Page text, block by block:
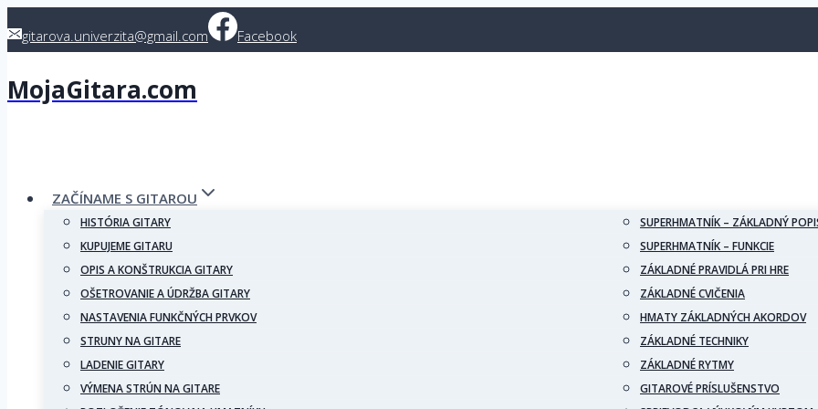
togitarova.univerzita@gmail.com Facebook
MojaGitara.com
ZAČÍNAME S GITAROU
HISTÓRIA GITARY
KUPUJEME GITARU
OPIS A KONŠTRUKCIA GITARY
OŠETROVANIE A ÚDRŽBA GITARY
NASTAVENIA FUNKČNÝCH PRVKOV
STRUNY NA GITARE
LADENIE GITARY
VÝMENA STRÚN NA GITARE
SUPERHMATNÍK – ZÁKLADNÝ
SUPERHMATNÍK – FUNKCIE
ZÁKLADNÉ PRAVIDLÁ PRI HRE
ZÁKLADNÉ CVIČENIA
HMATY ZÁKLADNÝCH AKORDOV
ZÁKLADNÉ TECHNIKY
ZÁKLADNÉ RYTMY
GITAROVÉ PRÍSLUŠENSTVO